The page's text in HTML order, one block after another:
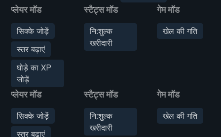
प्लेयर मॉड
सिक्के जोड़ें
स्तर बढ़ाएं
घोड़े का XP
जोड़ें
स्टैट्स मॉड
नि:शुल्क
खरीदारी
गेम मॉड
खेल की गति
प्लेयर मॉड
सिक्के जोड़ें
स्तर बढ़ाएं
स्टैट्स मॉड
नि:शुल्क
खरीदारी
गेम मॉड
खेल की गति